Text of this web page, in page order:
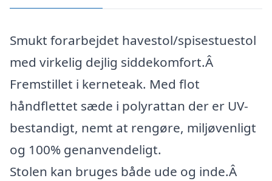
Smukt forarbejdet havestol/spisestuestol
med virkelig dejlig siddekomfort.Â
Fremstillet i kerneteak. Med flot
håndflettet sæde i polyrattan der er UV-
bestandigt, nemt at rengøre, miljøvenligt
og 100% genanvendeligt.
Stolen kan bruges både ude og inde.Â